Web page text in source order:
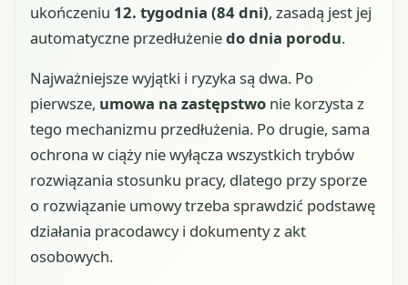
ukończeniu 12. tygodnia (84 dni), zasadą jest jej
automatyczne przedłużeniedo dnia porodu.
Najważniejsze wyjątki i ryzyka są dwa. Po
pierwsze, umowa na zastępstwo nie korzysta z
tego mechanizmu przedłużenia. Po drugie, sama
ochrona w ciąży nie wyłącza wszystkich trybów
rozwiązania stosunku pracy, dlatego przy sporze
o rozwiązanie umowy trzeba sprawdzić podstawę
działania pracodawcy i dokumenty z akt
osobowych.